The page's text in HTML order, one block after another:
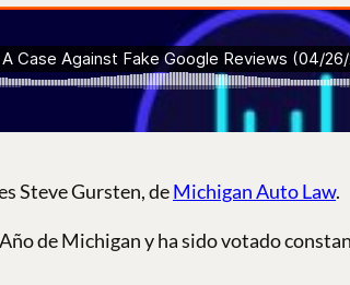
Steve Gursten, deMichigan Auto Law.
de Michigan y ha sido votado